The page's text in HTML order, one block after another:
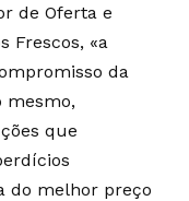
de Oferta e
Frescos, «a
da
mesmo,
que
do melhor preço